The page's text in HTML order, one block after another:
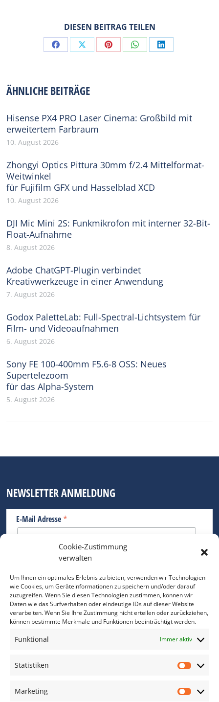
Cookie-Zustimmung
verwalten
Um Ihnen ein optimales Erlebnis zu bieten, verwenden wir Technologien
wie Cookies, um Geräteinformationen zu speichern und/oder darauf
zuzugreifen. Wenn Sie diesen Technologien zustimmen, können wir
Daten wie das Surfverhalten oder eindeutige IDs auf dieser Website
verarbeiten. Wenn Sie Ihre Zustimmung nicht erteilen oder zurückziehen,
können bestimmte Merkmale und Funktionen beeinträchtigt werden.
Funktional Immer aktiv
Statistiken
Marketing
DIESEN BEITRAG TEILEN
Share Share Share Share Share
ÄHNLICHE BEITRÄGE
Hisense PX4 PRO Laser Cinema: Großbild mit
erweitertem Farbraum
10. August 2026
Zhongyi Optics Pittura 30mm f/2.4 Mittelformat-
Weitwinkel
für Fujifilm GFX und Hasselblad XCD
10. August 2026
DJI Mic Mini 2S: Funkmikrofon mit interner 32-Bit-
Float-Aufnahme
8. August 2026
Adobe ChatGPT-Plugin verbindet
Kreativwerkzeuge in einer Anwendung
7. August 2026
Godox PaletteLab: Full-Spectral-Lichtsystem für
Film- und Videoaufnahmen
6. August 2026
Sony FE 100-400mm F5.6-8 OSS: Neues
Supertelezoom
für das Alpha-System
5. August 2026
NEWSLETTER ANMELDUNG
E-Mail Adresse *
Bitte geben Sie Ihre E-Mail Adresse ein.
*